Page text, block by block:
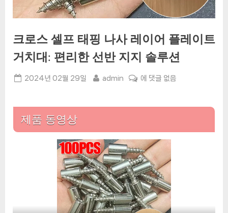
크로스 셀프 태핑 나사 레이어 플레이트
거치대: 편리한 선반 지지 솔루션
Posted
2024년 02월 29일 By
admin
크
핑
나
사
레
이
어
에 댓글 없음
제품 동영상